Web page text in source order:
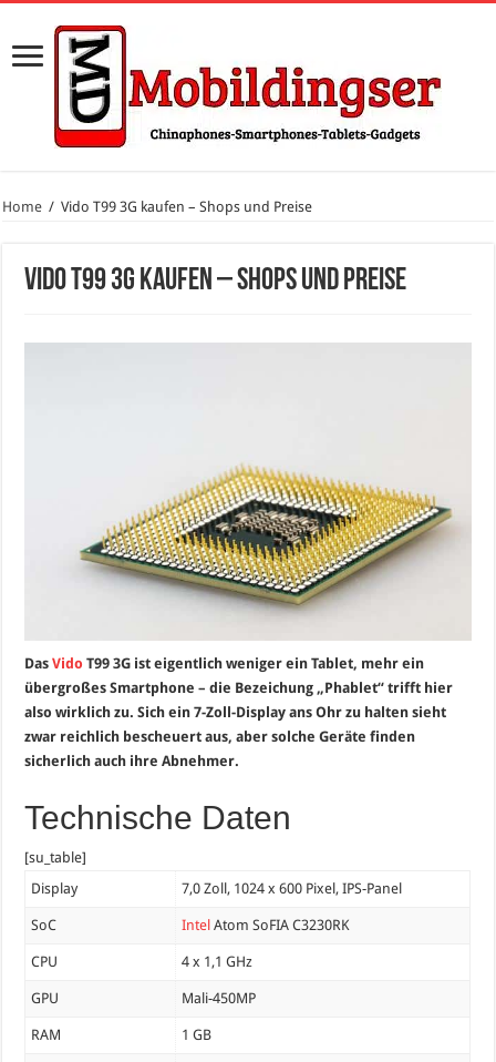
Home / Vido T99 3G kaufen – Shops und Preise
Vido T99 3G kaufen – Shops und Preise
DasVido T99 3G ist eigentlich weniger ein Tablet, mehr ein
übergroßes Smartphone – die Bezeichung „Phablet“ trifft hier
also wirklich zu. Sich ein 7-Zoll-Display ans Ohr zu halten sieht
zwar reichlich bescheuert aus, aber solche Geräte finden
sicherlich auch ihre Abnehmer.
Technische Daten
[su_table]
Display
7,0 Zoll, 1024 x 600 Pixel, IPS-Panel
SoC Intel Atom SoFIA C3230RK
CPU 4 x 1,1 GHz
GPU Mali-450MP
RAM 1 GB